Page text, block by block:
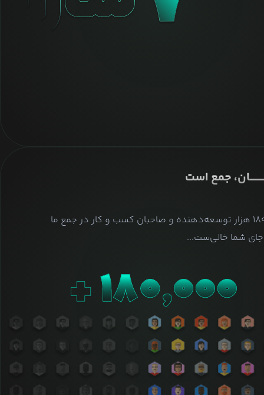
جمع است
بیش از ۱۸۰ هزار توسعه‌دهنده و صاحبان کسب و کار در جمع ما
شما خالی‌ست...